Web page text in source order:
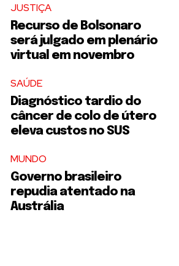
JUSTIÇA
Recurso de Bolsonaro
será julgado em plenário
virtual em novembro
SAÚDE
Diagnóstico tardio do
câncer de colo de útero
eleva custos no SUS
MUNDO
Governo brasileiro
repudia atentado na
Austrália